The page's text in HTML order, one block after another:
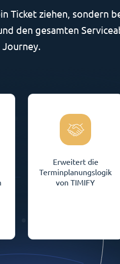
Ticket ziehen, sondern
den gesamten
Journey.
Erweitert die
Terminplanungslogik
von TIMIFY